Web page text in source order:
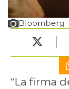
Bloomberg
“La firma